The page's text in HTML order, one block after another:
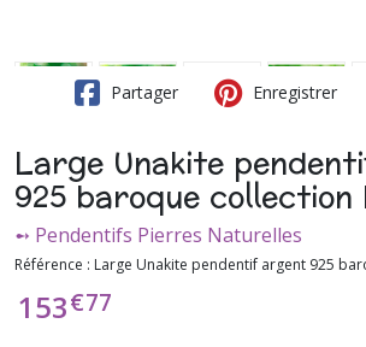
Partager Enregistrer
Large Unakite
925 baroque collection
➻ Pendentifs Pierres Naturelles
Référence : Large Unakite pendentif argent 925
153€77